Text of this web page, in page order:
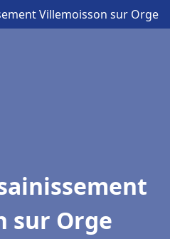
Villemoisson sur Orge
sur Orge